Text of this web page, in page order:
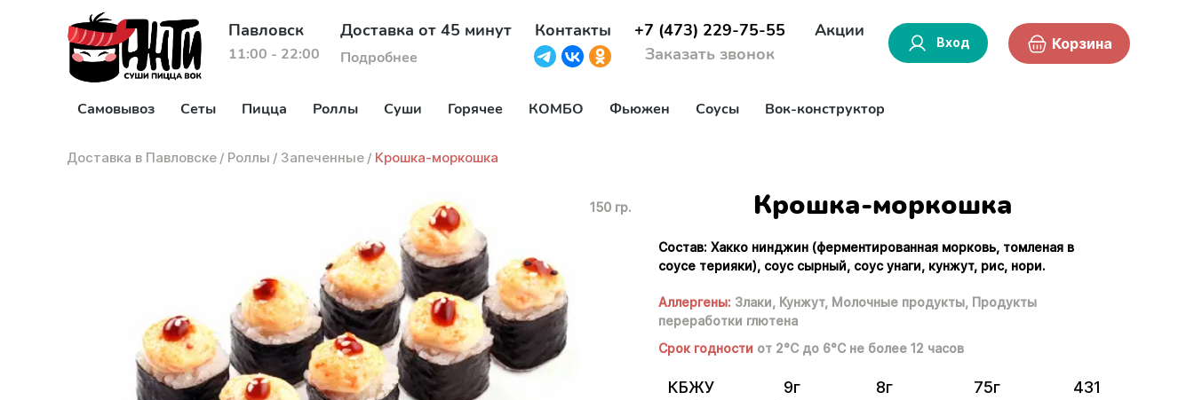
Павловск
11:00 - 22:00
Доставка от 45 минут
Подробнее
Контакты
+7 (473) 229-75-55
Заказать звонок
Акции
Вход Корзина
Самовывоз Сеты Пицца Роллы Суши Горячее КОМБО Фьюжен Соусы Вок-конструктор
Доставка в Павловске / Роллы / Запеченные / Крошка-моркошка
150 гр. Крошка-моркошка
Состав: Хакко нинджин (ферментированная морковь, томленая в
соусе терияки), соус сырный, соус унаги, кунжут, рис, нори.
Аллергены: Злаки, Кунжут, Молочные продукты, Продукты
переработки глютена
Срок годности от 2°С до 6°С не более 12 часов
КБЖУ 9г 8г 75г 431